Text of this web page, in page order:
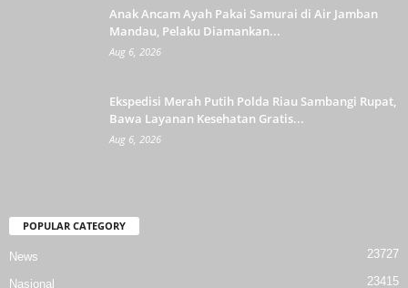
Anak Ancam Ayah Pakai Samurai di Air Jamban
Mandau, Pelaku Diamankan...
Aug 6, 2026
Ekspedisi Merah Putih Polda Riau Sambangi Rupat,
Bawa Layanan Kesehatan Gratis...
Aug 6, 2026
POPULAR CATEGORY
News 23727
Nasional 23415